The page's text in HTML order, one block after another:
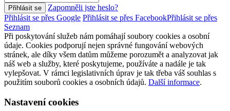
Přihlásit se
Zapomněli jste heslo?
Přihlásit se přes Google Přihlásit se přes FacebookPřihlásit se přes
Seznam
Při poskytování služeb nám pomáhají soubory cookies a osobní
údaje. Cookies podporují nejen správné fungování webových
stránek, ale díky všem datům můžeme porozumět a analyzovat jak
náš web a služby, které poskytujeme, používáte a nadále je tak
vylepšovat. V rámci legislativních úprav je tak třeba váš souhlas s
použitím souborů cookies a osobních údajů. Další informace.
Nastavení cookies